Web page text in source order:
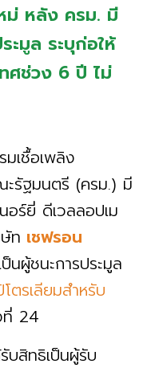
ม่ หลัง ครม. มี
ะมูล ระบุก่อให้
ศช่วง 6 ปี ไม่
เชื้อเพลิง
ะรัฐมนตรี (ครม.) มี
นอร์ยี่ ดีเวลลอปเม
ท เชฟรอน
นผู้ชนะการประมูล
ตรเลียมสำหรับ
ที่ 24
สิทธิเป็นผู้รับ